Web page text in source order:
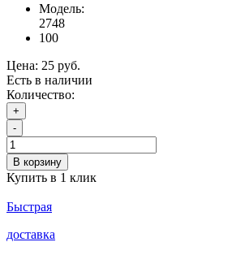
Модель:
2748
100
Цена: 25 руб.
Есть в наличии
Количество:
+
-
В корзину
Купить в 1 клик
Быстрая
доставка